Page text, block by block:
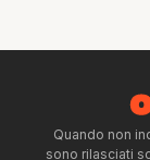
Quando non
sono rilasciati